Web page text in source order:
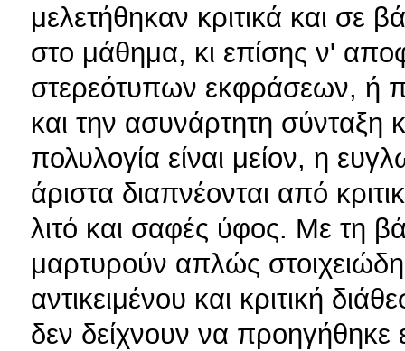
μελετήθηκαν κριτικά και σε
στο μάθημα, κι επίσης ν'
στερεότυπων εκφράσεων, ή
και την ασυνάρτητη σύνταξη
πολυλογία είναι μείον, η
άριστα διαπνέονται από
λιτό και σαφές ύφος. Mε τη
μαρτυρούν απλώς
αντικειμένου και κριτική
δεν δείχνουν να προηγήθηκε